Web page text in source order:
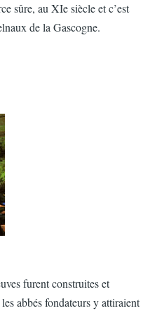
sûre, au XIe siècle et c’est
de la Gascogne.
furent construites et
abbés fondateurs y attiraient